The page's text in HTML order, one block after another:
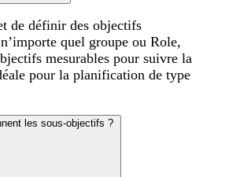
de définir des objectifs
quel groupe ou Role,
mesurables pour suivre la
pour la planification de type
les sous-objectifs ?